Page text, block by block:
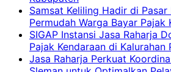
Samsat Keliling Hadir di
Permudah Warga Bayar Pajak
SIGAP Instansi Jasa Raharja
Pajak Kendaraan di Kalurahan
Jasa Raharja Perkuat